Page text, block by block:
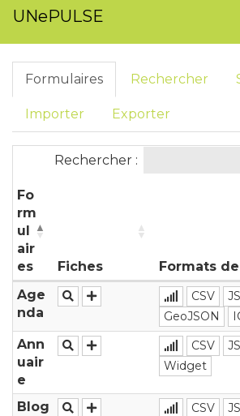
UNePULSE
Formulaires Rechercher
Importer Exporter
Rechercher :
Fo
rm
ul
air
es
Fiches
Formats
Age
nda
CSV
GeoJSON
Ann
uair
e
CSV
Widget
Blog
CSV